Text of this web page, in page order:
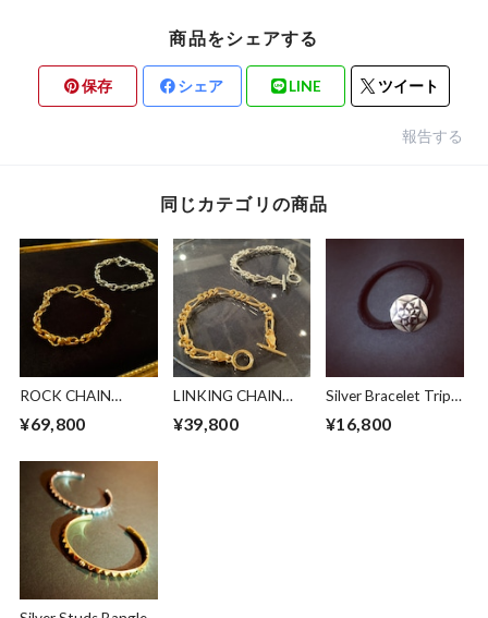
商品をシェアする
保存 シェア LINE ツイート
報告する
同じカテゴリの商品
ROCK CHAIN
¥69,800
LINKING CHAIN
¥39,800
Silver Bracelet Triple
¥16,800